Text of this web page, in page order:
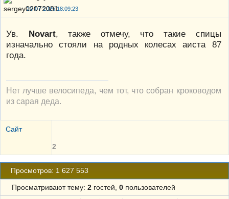
20-07-2025 18:09:23
Ув. Novart, также отмечу, что такие спицы
изначально стояли на родных колесах аиста 87
года.
Нет лучше велосипеда, чем тот, что собран кроководом
из сарая деда.
Сайт
2
Просмотров: 1 627 553
Просматривают тему: 2гостей, 0пользователей